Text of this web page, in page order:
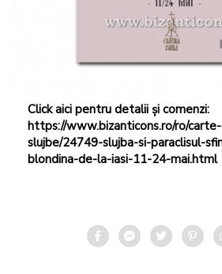
Click aici pentru detalii și comenzi:
https://www.bizanticons.ro/ro/
slujbe/24749-slujba-si-paraclisul-
blondina-de-la-iasi-11-24-mai.html